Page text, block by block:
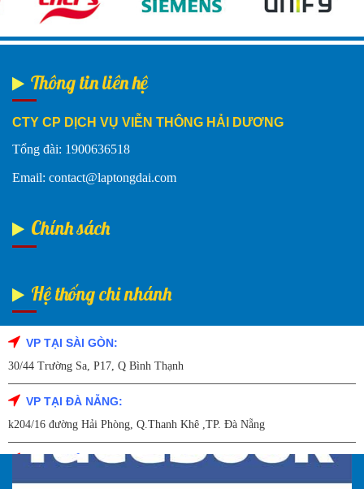
Thông tin liên hệ
CTY CP DỊCH VỤ VIỄN THÔNG HẢI DƯƠNG
Tổng đài: 1900636518
Email: contact@laptongdai.com
Chính sách
Hệ thống chi nhánh
VP TẠI SÀI GÒN:
30/44 Trường Sa, P17, Q Bình Thạnh
VP TẠI ĐÀ NẴNG:
k204/16 đường Hải Phòng, Q.Thanh Khê ,TP. Đà Nẵng
VP TẠI HẢI DƯƠNG:
Số 9/14 – P.Tứ Thông – TP Hải Dương
Fanpage Facebook